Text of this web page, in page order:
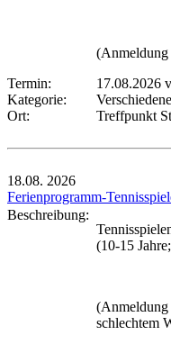
(Anmeldung
Termin:
17.08.2026
Kategorie:
Ort:
Treffpunkt
18.08. 2026
Ferienprogramm-
Beschreibung:
(10-15
(Anmeldung
schlechtem